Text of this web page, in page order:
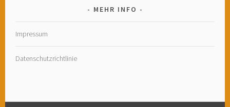
MEHR INFO
Impressum
Datenschutzrichtlinie